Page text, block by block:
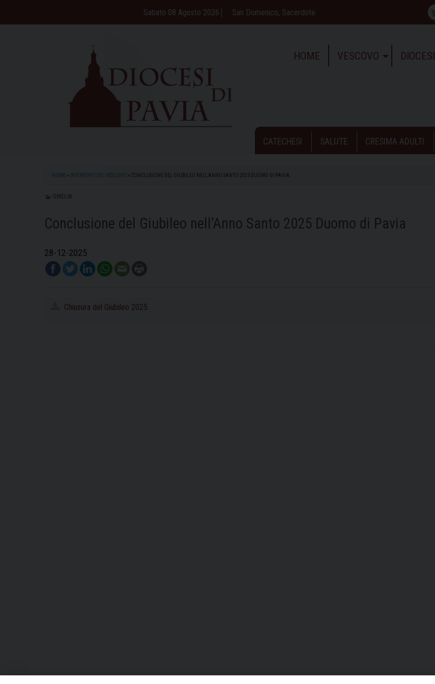
Sabato 08 Agosto 2026 San Domenico, Sacerdote
HOME VESCOVO DIOCESI
CATECHESI SALUTE CRESIMA ADULTI
HOME » INTERVENTI DEL VESCOVO » CONCLUSIONE DEL GIUBILEO NELL’ANNO SANTO 2025 DUOMO DI PAVIA
OMELIA
Conclusione del Giubileo nell’Anno Santo 2025 Duomo di Pavia
28-12-2025
Chiusura del Giubileo 2025